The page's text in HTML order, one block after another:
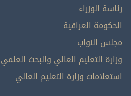
رئاسة الوزراء
الحكومة العراقية
مجلس النواب
وزارة التعليم العالي والبحث العلمي
استعلامات وزارة التعليم العالي